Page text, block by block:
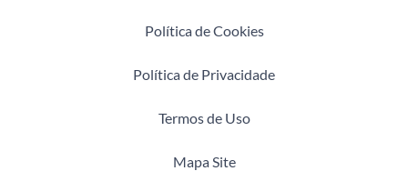
Política de Cookies
Política de Privacidade
Termos de Uso
Mapa Site